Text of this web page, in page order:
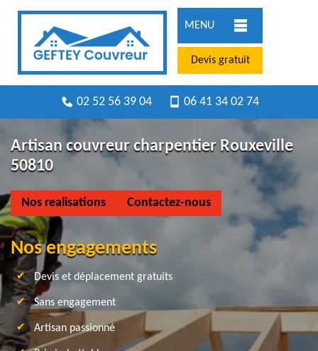
MENU
Devis gratuit
02 52 56 39 04 06 41 34 02 74
Artisan couvreur charpentier Rouxeville
50810
Nos realisations Contactez-nous
Nos engagements
Devis et déplacement gratuits
Sans engagement
Artisan passionné